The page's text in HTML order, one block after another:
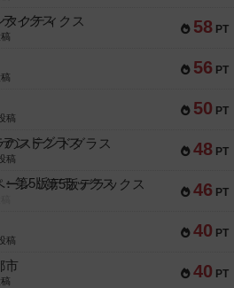
58 PT
タクティクス
56 PT
50 PT
稿
48 PT
ステンドグラス
稿
46 PT
ン：第5版デラックス
40 PT
稿
40 PT
市